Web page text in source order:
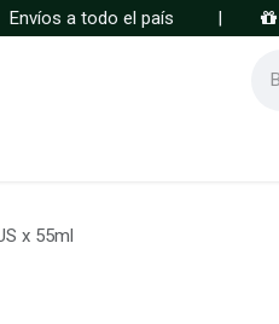
Envíos a todo el país |
x 55ml